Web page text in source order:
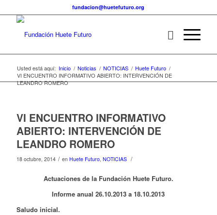
fundacion@huetefuturo.org
Usted está aquí: Inicio / Noticias / NOTICIAS / Huete Futuro /
VI ENCUENTRO INFORMATIVO ABIERTO: INTERVENCIÓN DE
LEANDRO ROMERO
VI ENCUENTRO INFORMATIVO
ABIERTO: INTERVENCIÓN DE
LEANDRO ROMERO
18 octubre, 2014 / en Huete Futuro, NOTICIAS /
Actuaciones de la Fundación Huete Futuro.
Informe anual 26.10.2013 a 18.10.2013
Saludo inicial.